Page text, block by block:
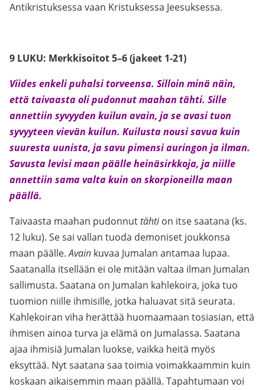
Antikristuksessa vaan Kristuksessa Jeesuksessa.
9 LUKU: Merkkisoitot 5–6 (jakeet 1-21)
Viides enkeli puhalsi torveensa. Silloin minä näin,
että taivaasta oli pudonnut maahan tähti. Sille
annettiin syvyyden kuilun avain, ja se avasi tuon
syvyyteen vievän kuilun. Kuilusta nousi savua kuin
suuresta uunista, ja savu pimensi auringon ja ilman.
Savusta levisi maan päälle heinäsirkkoja, ja niille
annettiin sama valta kuin on skorpioneilla maan
päällä.
Taivaasta maahan pudonnuttähtion itse saatana (ks.
12 luku). Se sai vallan tuoda demoniset joukkonsa
maan päälle.Avain kuvaa Jumalan antamaa lupaa.
Saatanalla itsellään ei ole mitään valtaa ilman Jumalan
sallimusta. Saatana on Jumalan kahlekoira, joka tuo
tuomion niille ihmisille, jotka haluavat sitä seurata.
Kahlekoiran viha herättää huomaamaan tosiasian, että
ihmisen ainoa turva ja elämä on Jumalassa. Saatana
ajaa ihmisiä Jumalan luokse, vaikka heitä myös
eksyttää. Nyt saatana saa toimia voimakkaammin kuin
koskaan aikaisemmin maan päällä. Tapahtumaan voi